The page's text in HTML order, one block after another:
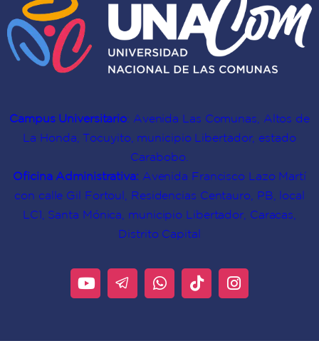
Campus Universitario: Avenida Las Comunas, Altos de
La Honda, Tocuyito, municipio Libertador, estado
Carabobo.
Oficina Administrativa: Avenida Francisco Lazo Martí
con calle Gil Fortoul, Residencias Centauro, PB, local
LC1, Santa Mónica, municipio Libertador, Caracas,
Distrito Capital